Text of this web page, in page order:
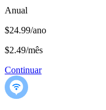
Anual
$24.99/ano
$2.49/mês
Continuar